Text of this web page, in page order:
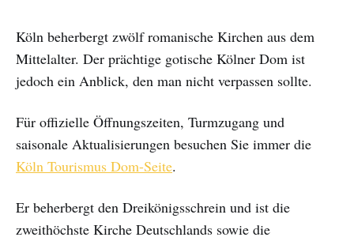
Köln beherbergt zwölf romanische Kirchen aus dem
Mittelalter. Der prächtige gotische Kölner Dom ist
jedoch ein Anblick, den man nicht verpassen sollte.
Für offizielle Öffnungszeiten, Turmzugang und
saisonale Aktualisierungen besuchen Sie immer die
Köln Tourismus Dom-Seite.
Er beherbergt den Dreikönigsschrein und ist die
zweithöchste Kirche Deutschlands sowie die